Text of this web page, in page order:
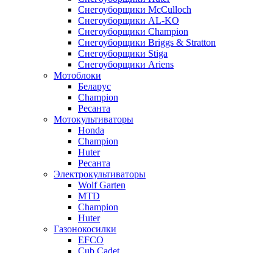
Снегоуборщики McCulloch
Снегоуборщики AL-KO
Снегоуборщики Champion
Снегоуборщики Briggs & Stratton
Снегоуборщики Stiga
Снегоуборщики Ariens
Мотоблоки
Беларус
Champion
Ресанта
Мотокультиваторы
Honda
Champion
Huter
Ресанта
Электрокультиваторы
Wolf Garten
MTD
Champion
Huter
Газонокосилки
EFCO
Cub Cadet